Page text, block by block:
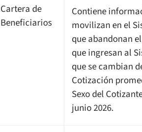
Cartera de
Beneficiarios
Contiene
movilizan en el
que abandonan
que ingresan al
que se cambian
Cotización
Sexo del
junio 2026.